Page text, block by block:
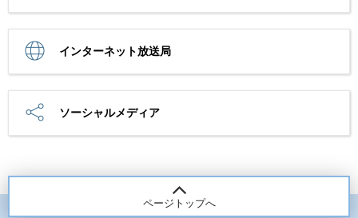
インターネット放送局
ソーシャルメディア
ページトップへ